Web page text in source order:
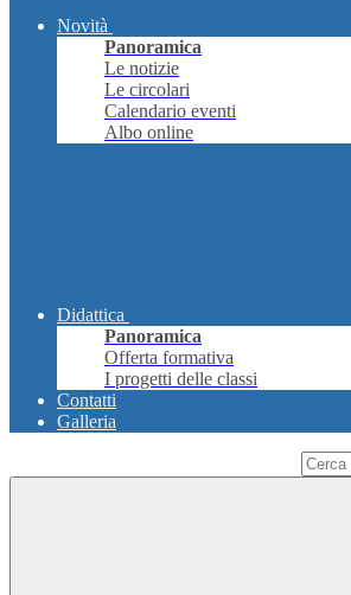
Novità
Panoramica
Le notizie
Le circolari
Calendario eventi
Albo online
Didattica
Panoramica
Offerta formativa
I progetti delle classi
Contatti
Galleria